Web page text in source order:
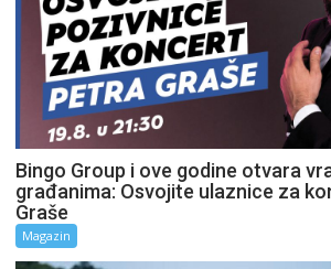
Bingo Group i ove godine otvara
građanima: Osvojite ulaznice za
Graše
Magazin